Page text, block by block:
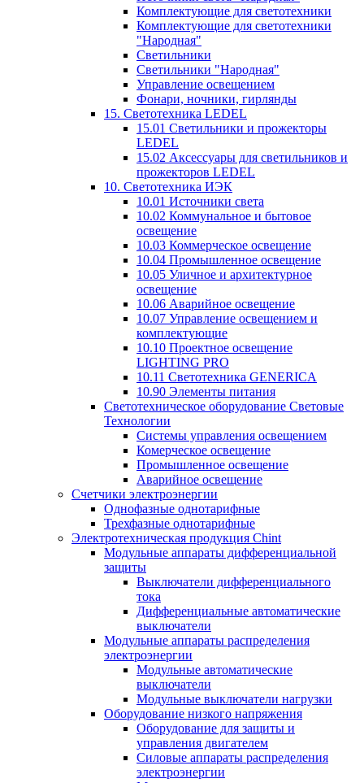
Комплектующие для светотехники
Комплектующие для светотехники
"Народная"
Светильники
Светильники "Народная"
Управление освещением
Фонари, ночники, гирлянды
15. Светотехника LEDEL
15.01 Светильники и прожекторы
LEDEL
15.02 Аксессуары для светильников и
прожекторов LEDEL
10. Светотехника ИЭК
10.01 Источники света
10.02 Коммунальное и бытовое
освещение
10.03 Коммерческое освещение
10.04 Промышленное освещение
10.05 Уличное и архитектурное
освещение
10.06 Аварийное освещение
10.07 Управление освещением и
комплектующие
10.10 Проектное освещение
LIGHTING PRO
10.11 Светотехника GENERICA
10.90 Элементы питания
Светотехническое оборудование Световые
Технологии
Системы управления освещением
Комерческое освещение
Промышленное освещение
Аварийное освещение
Счетчики электроэнергии
Однофазные однотарифные
Трехфазные однотарифные
Электротехническая продукция Chint
Модульные аппараты дифференциальной
защиты
Выключатели дифференциального
тока
Дифференциальные автоматические
выключатели
Модульные аппараты распределения
электроэнергии
Модульные автоматические
выключатели
Модульные выключатели нагрузки
Оборудование низкого напряжения
Оборудование для защиты и
управления двигателем
Силовые аппараты распределения
электроэнергии